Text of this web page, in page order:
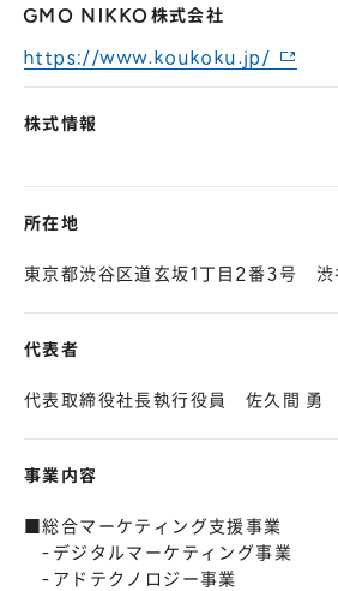
GMO NIKKO株式会社
https://www.koukoku.jp/
株式情報
所在地
東京都渋谷区道玄坂1丁目2番3号 渋
代表者
代表取締役社長執行役員 佐久間 勇
事業内容
■総合マーケティング支援事業
-デジタルマーケティング事業
-アドテクノロジー事業